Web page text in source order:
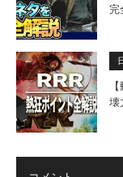
完
壊